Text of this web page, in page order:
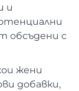
и
обсъдени с
жени
добавки,